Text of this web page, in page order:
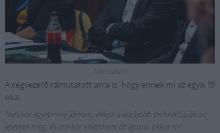
Tóth László
A cégvezető rámutatott arra is, hogy ennek mi az egyik fő
oka:
"Amikor egyetemre jártam, akkor a legújabb technológiák ott
jelentek meg, és amikor elkezdtem dolgozni, akkor mi